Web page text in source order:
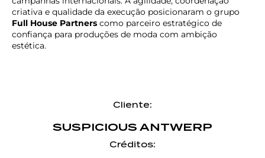
criativa e qualidade da execução posicionaram o grupo
Full House Partners como parceiro estratégico de
confiança para produções de moda com ambição
estética.
Cliente:
SUSPICIOUS ANTWERP
Créditos: